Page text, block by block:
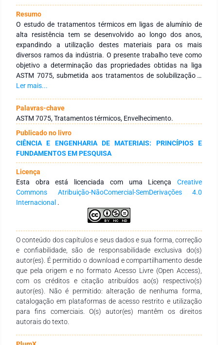
Resumo
O estudo de tratamentos térmicos em ligas de alumínio de
alta resistência tem se desenvolvido ao longo dos anos,
expandindo a utilização destes materiais para os mais
diversos ramos da indústria. O presente trabalho teve como
objetivo a determinação das propriedades obtidas na liga
ASTM 7075, submetida aos tratamentos de solubilização e
envelhecimento artificial, com as temperaturas de
de tratamento menores do que os convencionais, permitindo
uma maior produção de componentes a partir deste
tratamento. Para isso, as amostras fabricadas foram
submetidas aos tratamentos térmicos e caracterizadas,
antes e depois de cada tratamento, por análise
microestrutural, ensaio de dureza e difratometria de raios-x.
Os resultados dos ensaios realizados mostraram a
importância da distribuição dos precipitados formados
durante o envelhecimento da liga, fato evidenciado pela maior
quantidade de precipitados obtidos no envelhecimento à
180°C do que neste tratamento à 150°C, apesar de um menor
ganho nas propriedades mecânicas utilizando esta
estudo foram suficientes para atingir o pico de dureza nas
curvas de envelhecimento, e as máximas durezas obtidas são
compatíveis com as encontradas em outros estudos com
este material.
Ler mais...
Palavras-chave
ASTM 7075, Tratamentos térmicos, Envelhecimento.
Publicado no livro
CIÊNCIA E ENGENHARIA DE MATERIAIS: PRINCÍPIOS E
FUNDAMENTOS EM PESQUISA
Licença
Esta obra está licenciada com uma Licença Creative
Commons Atribuição-NãoComercial-SemDerivações 4.0
Internacional .
O conteúdo dos capítulos e seus dados e sua forma, correção
e confiabilidade, são de responsabilidade exclusiva do(s)
autor(es). É permitido o download e compartilhamento desde
que pela origem e no formato Acesso Livre (Open Access),
com os créditos e citação atribuídos ao(s) respectivo(s)
autor(es). Não é permitido: alteração de nenhuma forma,
catalogação em plataformas de acesso restrito e utilização
para fins comerciais. O(s) autor(es) mantêm os direitos
autorais do texto.